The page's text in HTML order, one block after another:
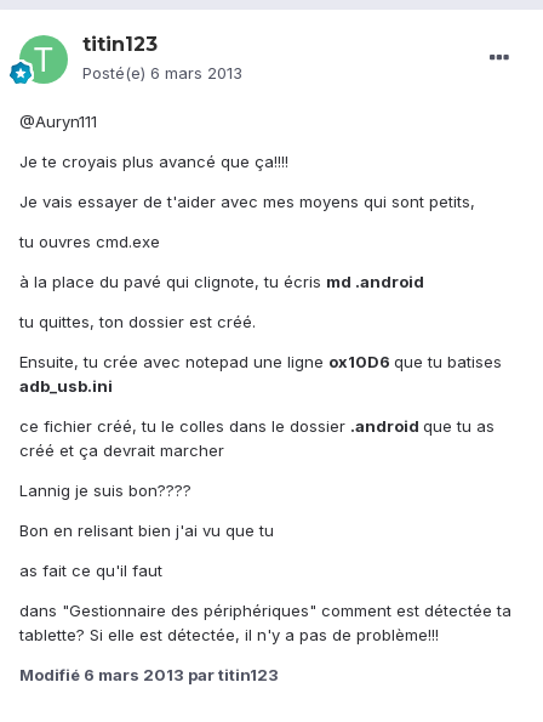
titin123
Posté(e) 6 mars 2013
@Auryn111
Je te croyais plus avancé que ça!!!!
Je vais essayer de t'aider avec mes moyens qui sont petits,
tu ouvres cmd.exe
à la place du pavé qui clignote, tu écris md .android
tu quittes, ton dossier est créé.
Ensuite, tu crée avec notepad une ligne ox10D6 que tu batises
adb_usb.ini
ce fichier créé, tu le colles dans le dossier .android que tu as
créé et ça devrait marcher
Lannig je suis bon????
Bon en relisant bien j'ai vu que tu
as fait ce qu'il faut
dans "Gestionnaire des périphériques" comment est détectée ta
tablette? Si elle est détectée, il n'y a pas de problème!!!
Modifié 6 mars 2013 par titin123